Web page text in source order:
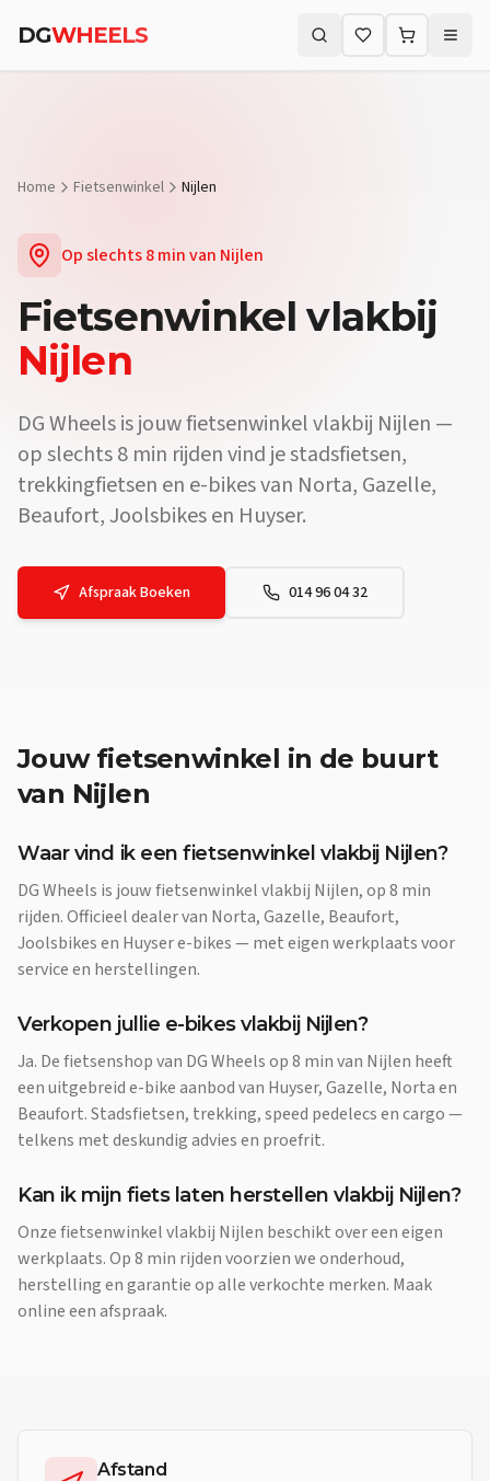
Vraag:Verkopen jullie e-bikes vlakbij Nijlen?Antwoord:Ja. De
DGWHEELS Zoeken (⌘K)
Home Fietsenwinkel Nijlen
Op slechts8 minvan Nijlen
Fietsenwinkel vlakbij
Nijlen
DG Wheels is jouw fietsenwinkel vlakbij Nijlen —
op slechts 8 min rijden vind je stadsfietsen,
trekkingfietsen en e-bikes van Norta, Gazelle,
Beaufort, Joolsbikes en Huyser.
Afspraak Boeken 014 96 04 32
Jouw fietsenwinkel in de buurt
van Nijlen
Waar vind ik een fietsenwinkel vlakbij Nijlen?
DG Wheels is jouw fietsenwinkel vlakbij Nijlen, op 8 min
rijden. Officieel dealer van Norta, Gazelle, Beaufort,
Joolsbikes en Huyser e-bikes — met eigen werkplaats voor
service en herstellingen.
Verkopen jullie e-bikes vlakbij Nijlen?
Ja. De fietsenshop van DG Wheels op 8 min van Nijlen heeft
een uitgebreid e-bike aanbod van Huyser, Gazelle, Norta en
Beaufort. Stadsfietsen, trekking, speed pedelecs en cargo —
telkens met deskundig advies en proefrit.
Kan ik mijn fiets laten herstellen vlakbij Nijlen?
Onze fietsenwinkel vlakbij Nijlen beschikt over een eigen
werkplaats. Op 8 min rijden voorzien we onderhoud,
herstelling en garantie op alle verkochte merken. Maak
online een afspraak.
Afstand